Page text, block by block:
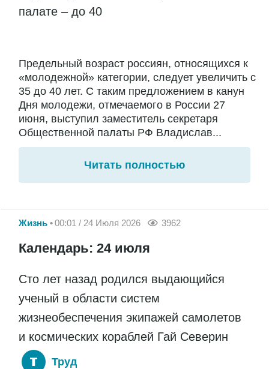
палате – до 40
Предельный возраст россиян, относящихся к
«молодежной» категории, следует увеличить с
35 до 40 лет. С таким предложением в канун
Дня молодежи, отмечаемого в России 27
июня, выступил заместитель секретаря
Общественной палаты РФ Владислав...
Читать полностью
Жизнь 00:01 / 24 Июля 2026 3962
Календарь: 24 июля
Сто лет назад родился выдающийся
ученый в области систем
жизнеобеспечения экипажей самолетов
и космических кораблей Гай Северин
Труд